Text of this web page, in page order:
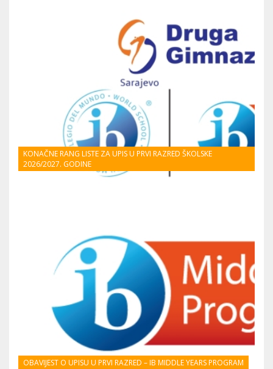
KONAČNE RANG LISTE ZA UPIS U PRVI RAZRED ŠKOLSKE
2026/2027. GODINE
OBAVIJEST O UPISU U PRVI RAZRED – IB MIDDLE YEARS PROGRAM